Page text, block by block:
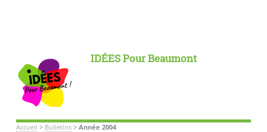
IDÉES Pour Beaumont
Accueil > Bulletins> Année 2004